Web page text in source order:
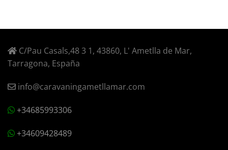
C/Pau Casals,48 3 1, 43860, L' Ametlla de Mar,
Tarragona, España
info@caravaningametllamar.com
+34685993306
+34609428489